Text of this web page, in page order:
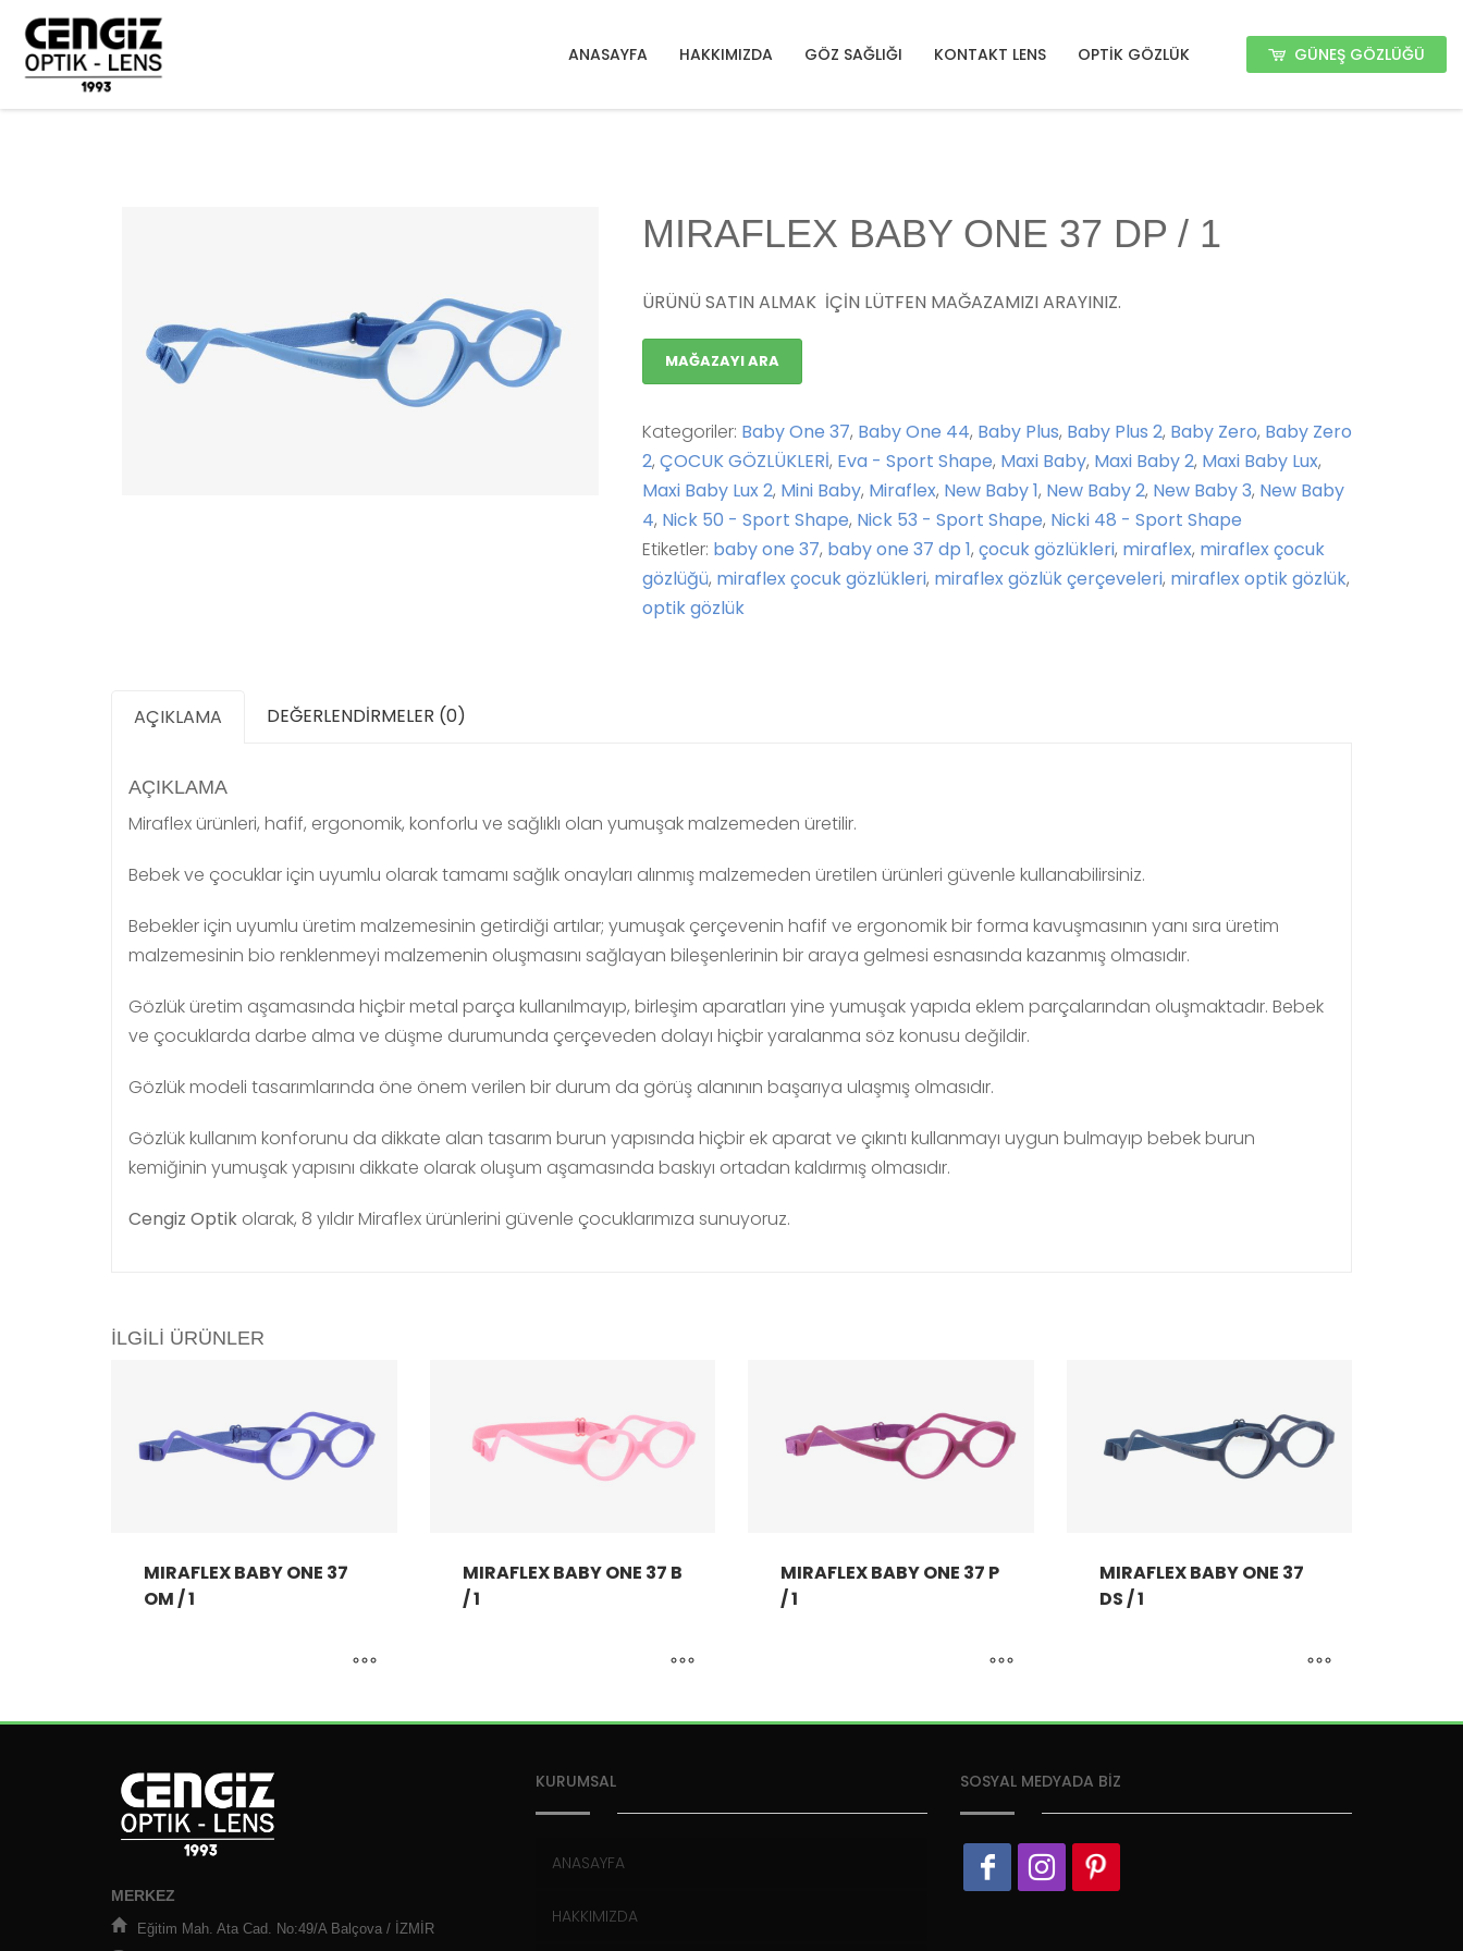
ANASAYFA HAKKIMIZDA GÖZ SAĞLIĞI KONTAKT LENS OPTİK GÖZLÜK GÜNEŞ GÖZLÜĞÜ
ANASAYFA
MIRAFLEX BABY ONE 37 DP / 1
ÜRÜNÜ SATIN ALMAK İÇİN LÜTFEN MAĞAZAMIZI ARAYINIZ.
MAĞAZAYI ARA
Kategoriler: Baby One 37, Baby One 44, Baby Plus, Baby Plus 2, Baby Zero, Baby Zero
2, ÇOCUK GÖZLÜKLERİ, Eva - Sport Shape, Maxi Baby, Maxi Baby 2, Maxi Baby Lux,
Maxi Baby Lux 2, Mini Baby, Miraflex, New Baby 1, New Baby 2, New Baby 3, New Baby
4, Nick 50 - Sport Shape, Nick 53 - Sport Shape, Nicki 48 - Sport Shape
Etiketler: baby one 37, baby one 37 dp 1, çocuk gözlükleri, miraflex, miraflex çocuk
gözlüğü, miraflex çocuk gözlükleri, miraflex gözlük çerçeveleri, miraflex optik gözlük,
optik gözlük
AÇIKLAMA DEĞERLENDIRMELER (0)
AÇIKLAMA
Miraflex ürünleri, hafif, ergonomik, konforlu ve sağlıklı olan yumuşak malzemeden üretilir.
Bebek ve çocuklar için uyumlu olarak tamamı sağlık onayları alınmış malzemeden üretilen ürünleri güvenle kullanabilirsiniz.
Bebekler için uyumlu üretim malzemesinin getirdiği artılar; yumuşak çerçevenin hafif ve ergonomik bir forma kavuşmasının yanı sıra üretim
malzemesinin bio renklenmeyi malzemenin oluşmasını sağlayan bileşenlerinin bir araya gelmesi esnasında kazanmış olmasıdır.
Gözlük üretim aşamasında hiçbir metal parça kullanılmayıp, birleşim aparatları yine yumuşak yapıda eklem parçalarından oluşmaktadır. Bebek
ve çocuklarda darbe alma ve düşme durumunda çerçeveden dolayı hiçbir yaralanma söz konusu değildir.
Gözlük modeli tasarımlarında öne önem verilen bir durum da görüş alanının başarıya ulaşmış olmasıdır.
Gözlük kullanım konforunu da dikkate alan tasarım burun yapısında hiçbir ek aparat ve çıkıntı kullanmayı uygun bulmayıp bebek burun
kemiğinin yumuşak yapısını dikkate olarak oluşum aşamasında baskıyı ortadan kaldırmış olmasıdır.
Cengiz Optik olarak, 8 yıldır Miraflex ürünlerini güvenle çocuklarımıza sunuyoruz.
İLGILI ÜRÜNLER
MIRAFLEX BABY ONE 37
OM / 1
MIRAFLEX BABY ONE 37 B
/ 1
MIRAFLEX BABY ONE 37 P
/ 1
MIRAFLEX BABY ONE 37
DS / 1
MERKEZ
Eğitim Mah. Ata Cad. No:49/A Balçova / İZMİR
KURUMSAL
ANASAYFA
HAKKIMIZDA
SOSYAL MEDYADA BİZ